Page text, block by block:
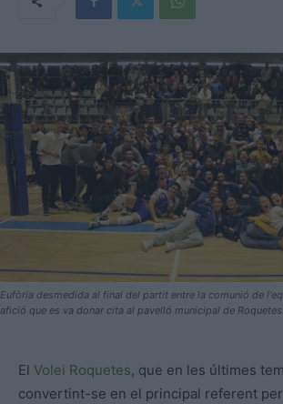
Eufòria desmedida al final del partit entre la comunió de
afició que es va donar cita al pavelló municipal de
El Volei Roquetes, que en les últimes
convertint-se en el principal referent